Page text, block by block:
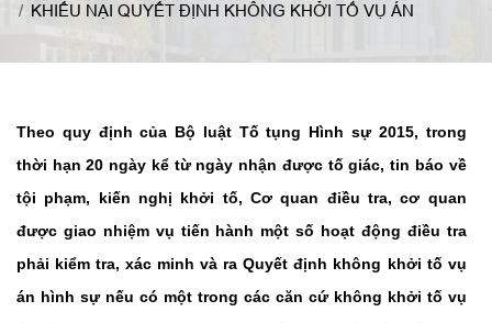
KHIẾU NẠI QUYẾT ĐỊNH KHÔNG KHỞI TỐ VỤ ÁN
Theo quy định của Bộ luật Tố tụng Hình sự 2015, trong
thời hạn 20 ngày kể từ ngày nhận được tố giác, tin báo về
tội phạm, kiến nghị khởi tố, Cơ quan điều tra, cơ quan
được giao nhiệm vụ tiến hành một số hoạt động điều tra
phải kiểm tra, xác minh và ra Quyết định không khởi tố vụ
án hình sự nếu có một trong các căn cứ không khởi tố vụ